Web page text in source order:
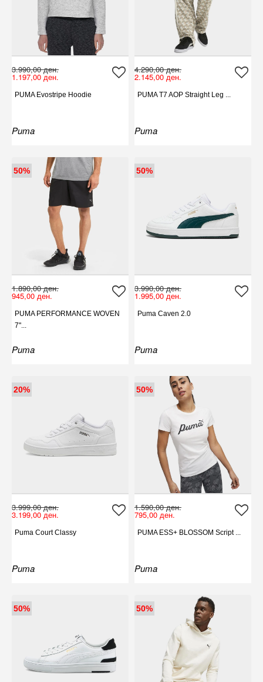
3.990,00 ден.
1.197,00 ден.
PUMA Evostripe Hoodie
Puma
4.290,00 ден.
2.145,00 ден.
PUMA T7 AOP Straight Leg ...
Puma
50%
1.890,00 ден.
945,00 ден.
PUMA PERFORMANCE WOVEN
7"...
Puma
50%
3.990,00 ден.
1.995,00 ден.
Puma Caven 2.0
Puma
20%
3.999,00 ден.
3.199,00 ден.
Puma Court Classy
Puma
50%
1.590,00 ден.
795,00 ден.
PUMA ESS+ BLOSSOM Script ...
Puma
50% 50%